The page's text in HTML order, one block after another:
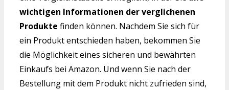
wichtigen Informationen der verglichenen
Produkte finden können. Nachdem Sie sich für
ein Produkt entschieden haben, bekommen Sie
die Möglichkeit eines sicheren und bewährten
Einkaufs bei Amazon. Und wenn Sie nach der
Bestellung mit dem Produkt nicht zufrieden sind,